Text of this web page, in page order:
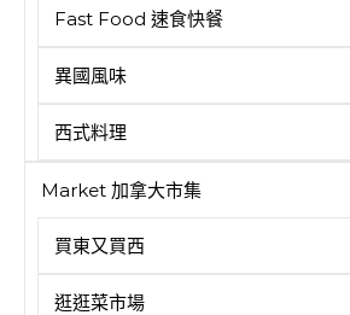
Fast Food 速食快餐
異國風味
西式料理
Market 加拿大市集
買東又買西
逛逛菜市場